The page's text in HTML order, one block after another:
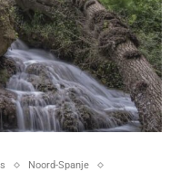
Noord-Spanje